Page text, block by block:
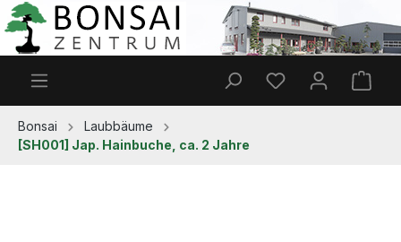
Zum Hauptinhalt springen
Du hast 0
Bonsai
Laubbäume
[SH001] Jap. Hainbuche, ca. 2 Jahre